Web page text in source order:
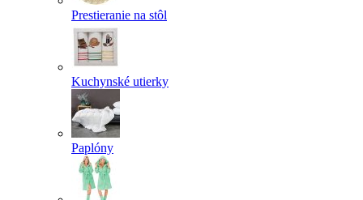
Prestieranie na stôl
Kuchynské utierky
Paplóny